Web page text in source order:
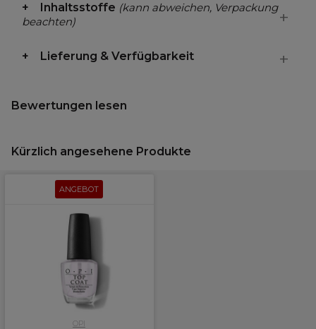
Inhaltsstoffe (kann abweichen, Verpackung
beachten)
Lieferung & Verfügbarkeit
Bewertungen lesen
Kürzlich angesehene Produkte
ANGEBOT
OPI